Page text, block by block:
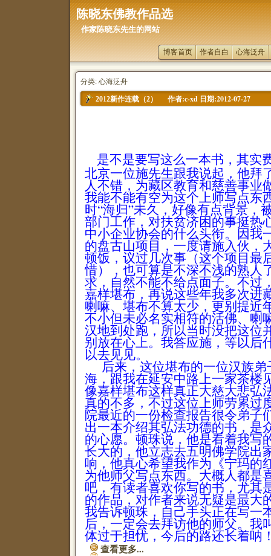
陈晓东佛教作品选
作家陈晓东先生的网站
博客首页 作者自白 心海泛舟
分类: 心海泛舟
2012新作连载（2） 作者:c-xd 日期:2012-07-27
是不是要写这么一本书，其实
北京一位施先生跟我说起，他拜
人不错，为藏区教育和慈善事业
我能不能有空为这个上师写点东
时“海归”未久，好像有点背景，
部门工作，对扶贫济困的事挺热
中小企业协会的什么头衔。因我
的盘古山项目，一度请施入伙，
顿饭，议过几次事（这个项目最
惜），也可算是不深不浅的熟人
求，自然不能不给点面子。不过
嘉样堪布，再说这些年我多次进
喇嘛、堪布不算太少，更别提近
不小但未必名实相符的活佛、喇
汉地到处跑，所以当时没把这位
别放在心上。我答应施，等以后
以去见见。
后来，这位堪布的一位汉族弟
海，跟我在延安中路上一家茶楼
像嘉样堪布这样真正大慈大悲弘
真的不多，不过这位上师劳累过
院最近的一份检查报告很令弟子
出一本介绍其弘法功德的书，是
的心愿。顿珠说，他是看着我写
长大的，他立志去五明佛学院出
响，他真心希望我作为《宁玛的
为他师父写点东西。大概人都是
吧，有读者喜欢你写的书，尤其
的作品，对作者来说无疑是最大
我告诉顿珠，自己手头正在写一
后，一定会去拜访他的师父。我
体过于担忧，今后的路还长着呐
查看更多...